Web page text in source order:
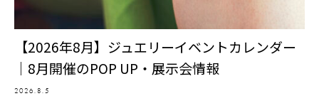
【2026年8月】ジュエリーイベントカレンダー
｜8月開催のPOP UP・展示会情報
2026.8.5